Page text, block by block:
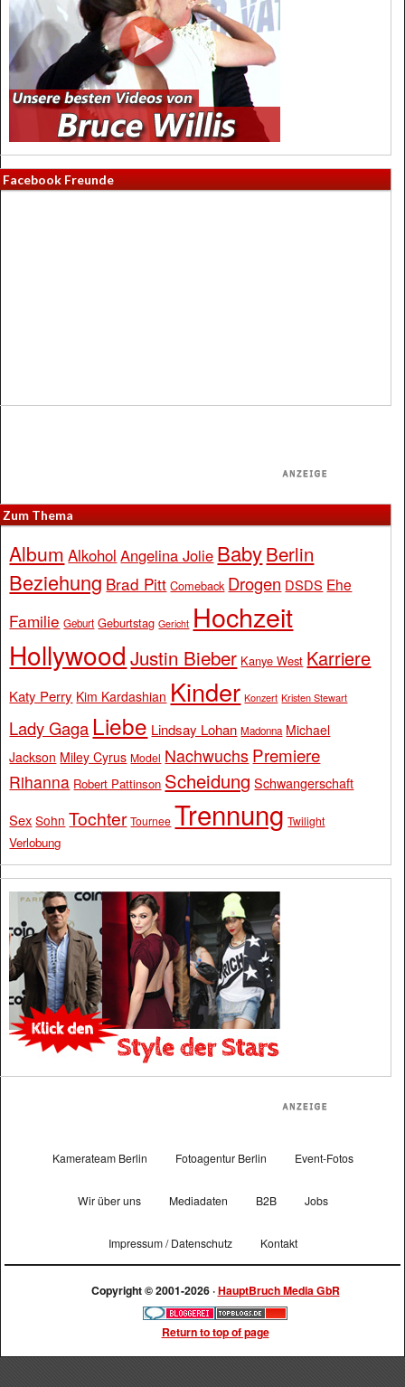
Facebook Freunde
Zum Thema
Album Alkohol Angelina Jolie BabyBerlin
Beziehung Brad Pitt Comeback Drogen DSDS Ehe
Familie Geburt Geburtstag Gericht Hochzeit
Hollywood Justin Bieber Kanye West Karriere
Katy Perry Kim Kardashian Kinder Konzert Kristen Stewart
Lady Gaga Liebe Lindsay Lohan Madonna Michael
Jackson Miley Cyrus Model Nachwuchs Premiere
Rihanna Robert Pattinson Scheidung Schwangerschaft
Sex Sohn Tochter Tournee Trennung Twilight
Verlobung
Kamerateam Berlin Fotoagentur Berlin Event-Fotos
Wir über uns Mediadaten B2B Jobs
Impressum / Datenschutz Kontakt
Copyright © 2001-2026 ·HauptBruch Media GbR
Return to top of page